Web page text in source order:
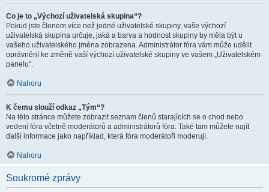
Co je to „Výchozí uživatelská skupina“?
Pokud jste členem více než jedné uživatelské skupiny, vaše výchozí
uživatelská skupina určuje, jaká a barva a hodnost skupiny by měla být u
vašeho uživatelského jména zobrazena. Administrátor fóra vám může udělit
oprávnění ke změně vaší výchozí uživatelské skupiny ve vašem „Uživatelském
panelu“.
Nahoru
K čemu slouží odkaz „Tým“?
Na této stránce můžete zobrazit seznam členů starajících se o chod nebo
vedení fóra včetně moderátorů a administrátorů fóra. Také tam můžete najít
další informace jako například, která fóra moderátoři moderují.
Nahoru
Soukromé zprávy